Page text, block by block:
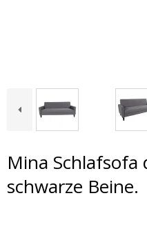
Mina Schlafsofa
schwarze Beine.